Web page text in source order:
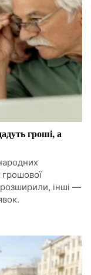
гроші, а
грошової
інші —